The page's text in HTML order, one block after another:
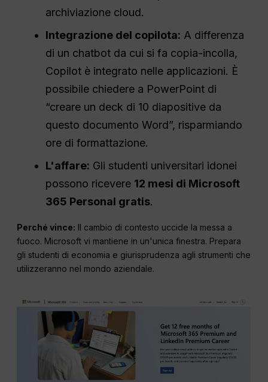
archiviazione cloud.
Integrazione del copilota: A differenza
di un chatbot da cui si fa copia-incolla,
Copilot è integrato nelle applicazioni. È
possibile chiedere a PowerPoint di
“creare un deck di 10 diapositive da
questo documento Word”, risparmiando
ore di formattazione.
L'affare: Gli studenti universitari idonei
possono ricevere 12 mesi di Microsoft
365 Personal gratis.
Perché vince: Il cambio di contesto uccide la messa a
fuoco. Microsoft vi mantiene in un'unica finestra. Prepara
gli studenti di economia e giurisprudenza agli strumenti che
utilizzeranno nel mondo aziendale.